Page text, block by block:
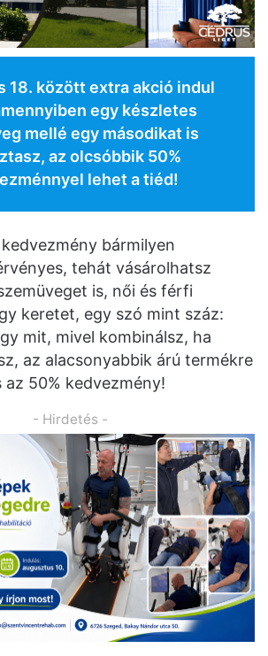
18. között extra akció indul
egy készletes
mellé egy másodikat is
az olcsóbbik 50%
lehet a tiéd!
bármilyen
tehát vásárolhatsz
is, női és férfi
keretet, egy szó mint száz:
mit, mivel kombinálsz, ha
az alacsonyabbik árú termékre
az 50% kedvezmény!
- Hirdetés -